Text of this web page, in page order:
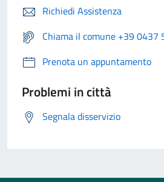
Richiedi Assistenza
Chiama il comune +39 0437
Prenota un appuntamento
Problemi in città
Segnala disservizio